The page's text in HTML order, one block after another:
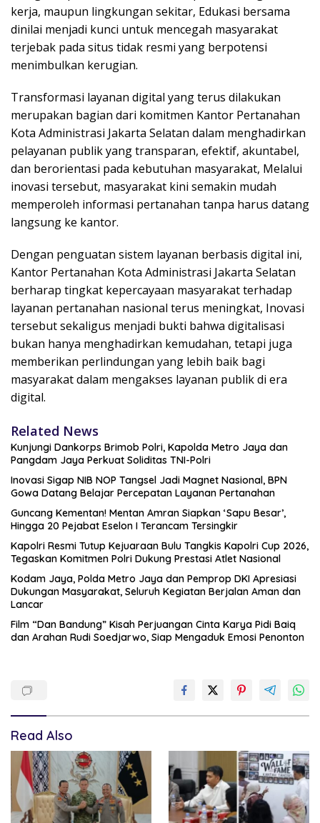
kerja, maupun lingkungan sekitar, Edukasi bersama
dinilai menjadi kunci untuk mencegah masyarakat
terjebak pada situs tidak resmi yang berpotensi
menimbulkan kerugian.
Transformasi layanan digital yang terus dilakukan
merupakan bagian dari komitmen Kantor Pertanahan
Kota Administrasi Jakarta Selatan dalam menghadirkan
pelayanan publik yang transparan, efektif, akuntabel,
dan berorientasi pada kebutuhan masyarakat, Melalui
inovasi tersebut, masyarakat kini semakin mudah
memperoleh informasi pertanahan tanpa harus datang
langsung ke kantor.
Dengan penguatan sistem layanan berbasis digital ini,
Kantor Pertanahan Kota Administrasi Jakarta Selatan
berharap tingkat kepercayaan masyarakat terhadap
layanan pertanahan nasional terus meningkat, Inovasi
tersebut sekaligus menjadi bukti bahwa digitalisasi
bukan hanya menghadirkan kemudahan, tetapi juga
memberikan perlindungan yang lebih baik bagi
masyarakat dalam mengakses layanan publik di era
digital.
Related News
Kunjungi Dankorps Brimob Polri, Kapolda Metro Jaya dan
Pangdam Jaya Perkuat Soliditas TNI-Polri
Inovasi Sigap NIB NOP Tangsel Jadi Magnet Nasional, BPN
Gowa Datang Belajar Percepatan Layanan Pertanahan
Guncang Kementan! Mentan Amran Siapkan ‘Sapu Besar’,
Hingga 20 Pejabat Eselon I Terancam Tersingkir
Kapolri Resmi Tutup Kejuaraan Bulu Tangkis Kapolri Cup 2026,
Tegaskan Komitmen Polri Dukung Prestasi Atlet Nasional
Kodam Jaya, Polda Metro Jaya dan Pemprop DKI Apresiasi
Dukungan Masyarakat, Seluruh Kegiatan Berjalan Aman dan
Lancar
Film “Dan Bandung” Kisah Perjuangan Cinta Karya Pidi Baiq
dan Arahan Rudi Soedjarwo, Siap Mengaduk Emosi Penonton
Read Also